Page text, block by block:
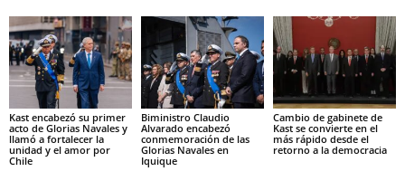
Kast encabezó su primer
acto de Glorias Navales y
llamó a fortalecer la
unidad y el amor por
Chile
Biministro Claudio
Alvarado encabezó
conmemoración de las
Glorias Navales en
Iquique
Cambio de gabinete de
Kast se convierte en el
más rápido desde el
retorno a la democracia